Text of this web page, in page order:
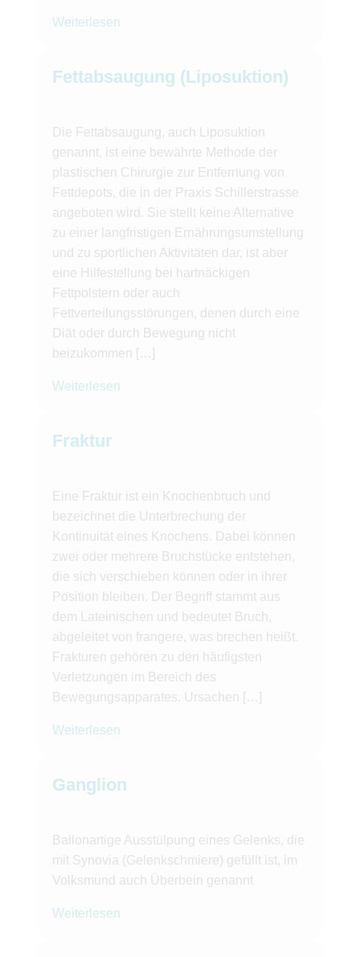
Weiterlesen
Fettabsaugung (Liposuktion)
Die Fettabsaugung, auch Liposuktion
genannt, ist eine bewährte Methode der
plastischen Chirurgie zur Entfernung von
Fettdepots, die in der Praxis Schillerstrasse
angeboten wird. Sie stellt keine Alternative
zu einer langfristigen Ernährungsumstellung
und zu sportlichen Aktivitäten dar, ist aber
eine Hilfestellung bei hartnäckigen
Fettpolstern oder auch
Fettverteilungsstörungen, denen durch eine
Diät oder durch Bewegung nicht
beizukommen […]
Weiterlesen
Fraktur
Eine Fraktur ist ein Knochenbruch und
bezeichnet die Unterbrechung der
Kontinuität eines Knochens. Dabei können
zwei oder mehrere Bruchstücke entstehen,
die sich verschieben können oder in ihrer
Position bleiben. Der Begriff stammt aus
dem Lateinischen und bedeutet Bruch,
abgeleitet von frangere, was brechen heißt.
Frakturen gehören zu den häufigsten
Verletzungen im Bereich des
Bewegungsapparates. Ursachen […]
Weiterlesen
Ganglion
Ballonartige Ausstülpung eines Gelenks, die
mit Synovia (Gelenkschmiere) gefüllt ist, im
Volksmund auch Überbein genannt
Weiterlesen